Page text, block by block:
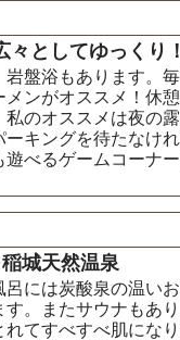
としてゆっくり
盤浴もあります。
ンがオススメ！休
のオススメは夜の
キングを待たなけ
べるゲームコーナ
城天然温泉
には炭酸泉の温い
。またサウナもあ
てすべすべ肌にな